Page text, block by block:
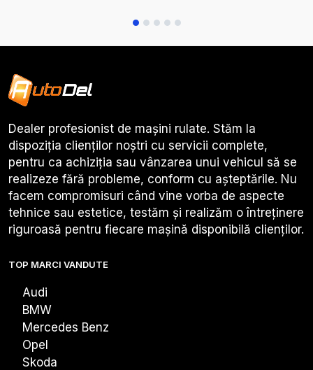
Dealer profesionist de mașini rulate. Stăm la
dispoziția clienților noștri cu servicii complete,
pentru ca achiziția sau vânzarea unui vehicul să se
realizeze fără probleme, conform cu așteptările. Nu
facem compromisuri când vine vorba de aspecte
tehnice sau estetice, testăm și realizăm o întreținere
riguroasă pentru fiecare mașină disponibilă clienților.
TOP MARCI VANDUTE
Audi
BMW
Mercedes Benz
Opel
Skoda